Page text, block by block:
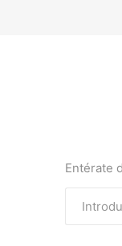
Entérate